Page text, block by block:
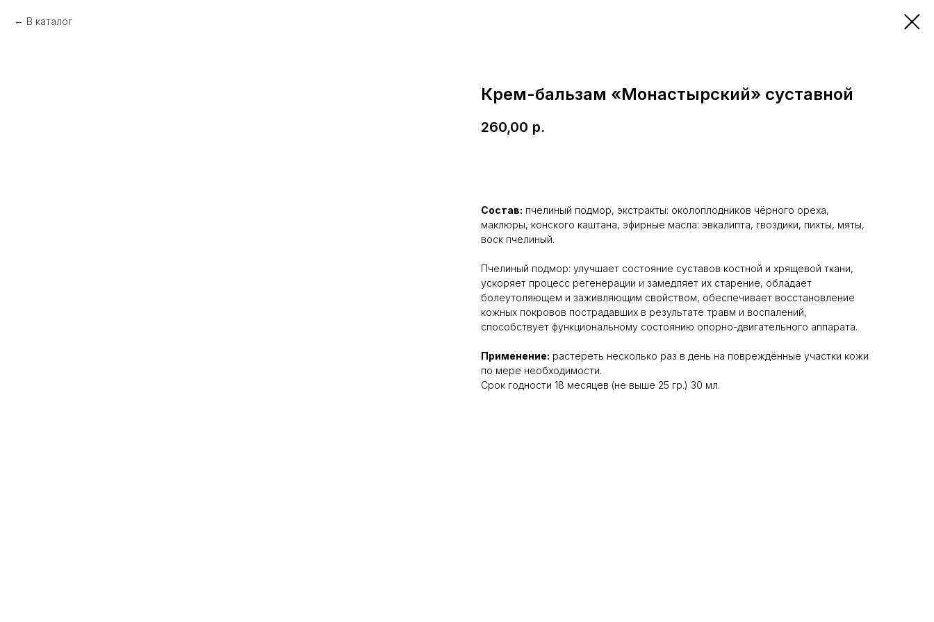
В каталог
Крем-бальзам «Монастырский» суставной
260,00 р.
Состав: пчелиный подмор, экстракты: околоплодников чёрного ореха,
маклюры, конского каштана, эфирные масла: эвкалипта, гвоздики, пихты, мяты,
воск пчелиный.
Пчелиный подмор: улучшает состояние суставов костной и хрящевой ткани,
ускоряет процесс регенерации и замедляет их старение, обладает
болеутоляющем и заживляющим свойством, обеспечивает восстановление
кожных покровов пострадавших в результате травм и воспалений,
способствует функциональному состоянию опорно-двигательного аппарата.
Применение: растереть несколько раз в день на повреждённые участки кожи
по мере необходимости.
Срок годности 18 месяцев (не выше 25 гр.) 30 мл.